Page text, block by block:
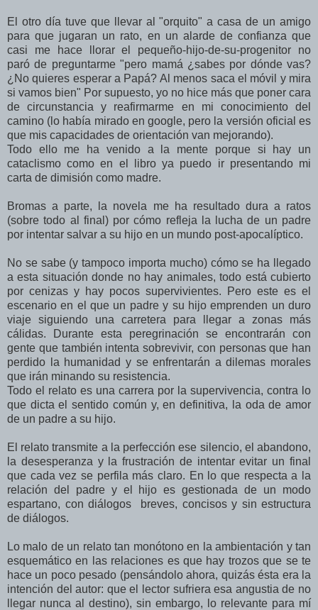
El otro día tuve que llevar al "orquito" a casa de un amigo
para que jugaran un rato, en un alarde de confianza que
casi me hace llorar el pequeño-hijo-de-su-progenitor no
paró de preguntarme "pero mamá ¿sabes por dónde vas?
¿No quieres esperar a Papá? Al menos saca el móvil y mira
si vamos bien" Por supuesto, yo no hice más que poner cara
de circunstancia y reafirmarme en mi conocimiento del
camino (lo había mirado en google, pero la versión oficial es
que mis capacidades de orientación van mejorando).
Todo ello me ha venido a la mente porque si hay un
cataclismo como en el libro ya puedo ir presentando mi
carta de dimisión como madre.
Bromas a parte, la novela me ha resultado dura a ratos
(sobre todo al final) por cómo refleja la lucha de un padre
por intentar salvar a su hijo en un mundo post-apocalíptico.
No se sabe (y tampoco importa mucho) cómo se ha llegado
a esta situación donde no hay animales, todo está cubierto
por cenizas y hay pocos supervivientes. Pero este es el
escenario en el que un padre y su hijo emprenden un duro
viaje siguiendo una carretera para llegar a zonas más
cálidas.
Durante esta peregrinación se encontrarán con
gente que también intenta sobrevivir, con personas que han
perdido la humanidad y se enfrentarán a dilemas morales
que irán minando su resistencia.
Todo el relato es una carrera por la supervivencia, contra lo
que dicta el sentido común y, en definitiva, la oda de amor
de un padre a su hijo.
El relato transmite a la perfección ese silencio, el abandono,
la desesperanza y la frustración de intentar evitar un final
que cada vez se perfila más claro. En lo que respecta a la
relación del padre y el hijo es gestionada de un modo
espartano, con diálogos breves, concisos y sin estructura
de diálogos.
Lo malo de un relato tan monótono en la ambientación y tan
esquemático en las relaciones es que hay trozos que se te
hace un poco pesado (pensándolo ahora, quizás ésta era la
intención del autor: que el lector sufriera esa angustia de no
llegar nunca al destino), sin embargo, lo relevante para mí